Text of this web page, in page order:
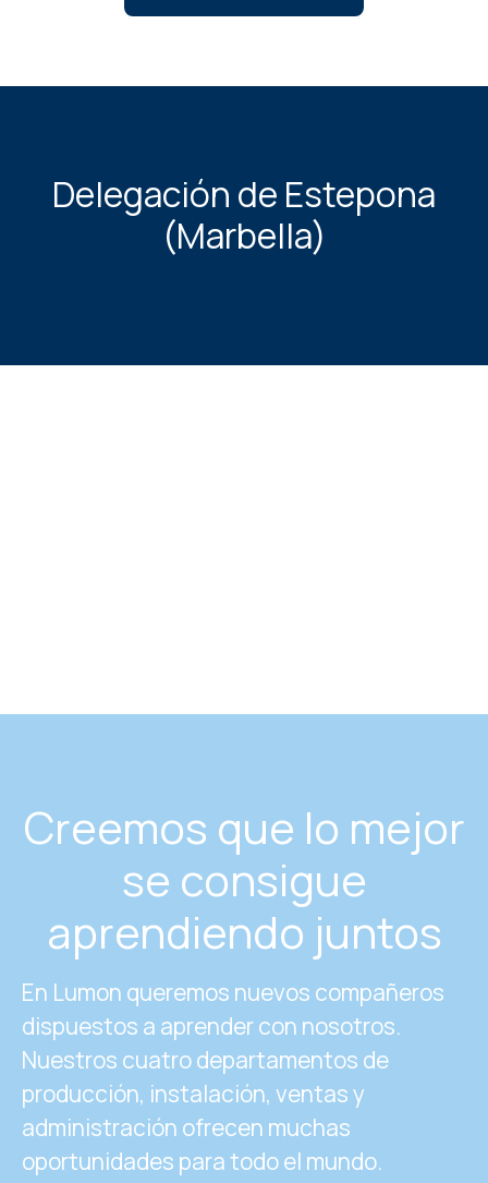
Delegación de Estepona
(Marbella)
Creemos que lo mejor
se consigue
aprendiendo juntos
En Lumon queremos nuevos compañeros
dispuestos a aprender con nosotros.
Nuestros cuatro departamentos de
producción, instalación, ventas y
administración ofrecen muchas
oportunidades para todo el mundo.